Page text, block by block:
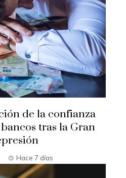
de la confianza
tras la Gran
Hace 7 días